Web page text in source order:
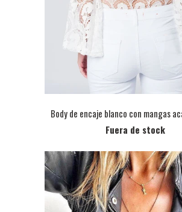
Body de encaje blanco con mangas
Fuera de stock